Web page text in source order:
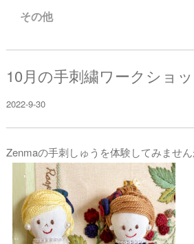
その他
10月の手刺繍ワークショ
2022-9-30
Zenmaの手刺しゅうを体験してみません